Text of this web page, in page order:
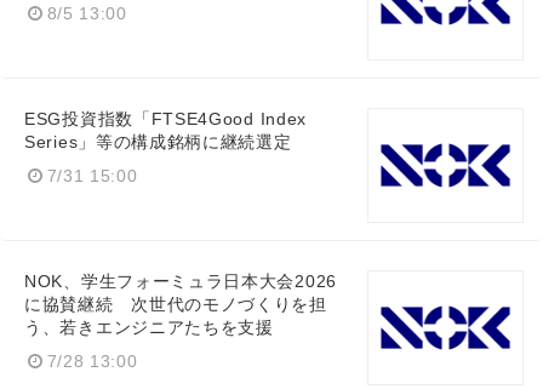
8/5 13:00
ESG投資指数「FTSE4Good Index
Series」等の構成銘柄に継続選定
7/31 15:00
NOK、学生フォーミュラ日本大会2026
に協賛継続 次世代のモノづくりを担
う、若きエンジニアたちを支援
7/28 13:00